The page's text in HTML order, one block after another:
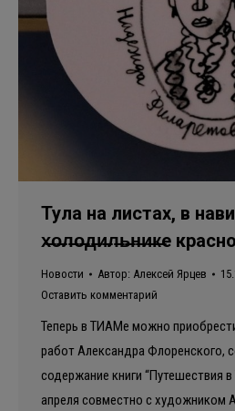
Тула на листах, в
х̶о̶л̶о̶д̶и̶л̶ь̶н̶и̶к̶е
Новости Автор: Алексей Ярцев
Оставить комментарий
Теперь в ТИАМе можно
работ Александра Флоренского,
содержание книги “Путешествия
апреля совместно с художником